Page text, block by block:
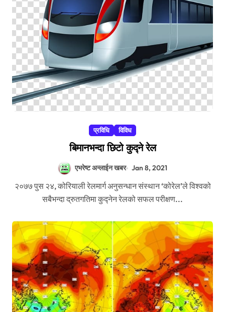
प्रविधि विविध
बिमानभन्दा छिटो कुद्ने रेल
एभरेष्ट अन्लाईन खबर Jan 8, 2021
२०७७ पुस २४, कोरियाली रेलमार्ग अनुसन्धान संस्थान ‘कोरेल’ले विश्वको
सबैभन्दा द्रुतगतिमा कुद्नेन रेलको सफल परीक्षण...